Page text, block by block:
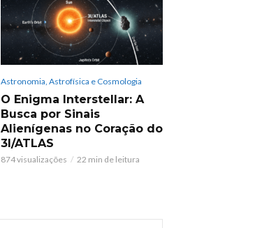
Astronomia, Astrofísica e Cosmologia
O Enigma Interstellar: A
Busca por Sinais
Alienígenas no Coração do
3I/ATLAS
874 visualizações 22 min de leitura